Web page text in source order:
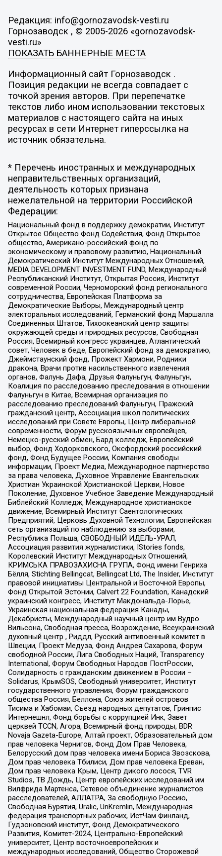
Редакция: info@gornozavodsk-vesti.ru
Горнозаводск , © 2005-2026 «gornozavodsk-
vesti.ru»
ПОКАЗАТЬ БАННЕРНЫЕ МЕСТА
Информационный сайт Горнозаводск .
Позиция редакции не всегда совпадает с
точкой зрения авторов. При перепечатке
текстов либо ином использовании текстовых
материалов с настоящего сайта на иных
ресурсах в сети Интернет гиперссылка на
источник обязательна.
* Перечень иностранных и международных
неправительственных организаций,
деятельность которых признана
нежелательной на территории Российской
Федерации:
Национальный фонд в поддержку демократии, Институт
Открытое Общество Фонд Содействия, Фонд Открытое
общество, Американо-российский фонд по
экономическому и правовому развитию, Национальный
Демократический Институт Международных Отношений,
MEDIA DEVELOPMENT INVESTMENT FUND, Международный
Республиканский Институт, Открытая Россия, Институт
современной России, Черноморский фонд регионального
сотрудничества, Европейская Платформа за
Демократические Выборы, Международный центр
электоральных исследований, Германский фонд Маршалла
Соединенных Штатов, Тихоокеанский центр защиты
окружающей среды и природных ресурсов, Свободная
Россия, Всемирный конгресс украинцев, Атлантический
совет, Человек в беде, Европейский фонд за демократию,
Джеймстаунский фонд, Прожект Хармони, Родники
дракона, Врачи против насильственного извлечения
органов, Фалунь Дафа, Друзья Фалуньгун, Фалуньгун,
Коалиция по расследованию преследования в отношении
Фалуньгун в Китае, Всемирная организация по
расследованию преследований Фалуньгун, Пражский
гражданский центр, Ассоциация школ политических
исследований при Совете Европы, Центр либеральной
современности, Форум русскоязычных европейцев,
Немецко-русский обмен, Бард колледж, Европейский
выбор, Фонд Ходорковского, Оксфордский российский
фонд, Фонд Будущее России, Компания свободы
информации, Проект Медиа, Международное партнерство
за права человека, Духовное Управление Евангельских
Христиан Украинской Христианской Церкви, Новое
Поколение, Духовное Учебное Заведение Международный
Библейский Колледж, Международное христианское
движение, Всемирный Институт Саентологических
Предприятий, Церковь Духовной Технологии, Европейская
сеть организаций по наблюдению за выборами,
Республика Польша, СВОБОДНЫЙ ИДЕЛЬ-УРАЛ,
Ассоциация развития журналистики, IStories fonds,
Королевский Институт Международных Отношений,
КРИМСЬКА ПРАВОЗАХИСНА ГРУПА, Фонд имени Генриха
Бёлля, Stichting Bellingcat, Bellingcat Ltd, The Insider, Институт
правовой инициативы Центральной и Восточной Европы,
Фонд Открытой Эстонии, Calvert 22 Foundation, Канадский
украинский конгресс, Институт Макдональда-Лорье,
Украинская национальная федерация Канады,
Декабристы, Международный научный центр им Вудро
Вильсона, Свободная пресса, Возрождение, Всеукраинский
духовный центр , Риддл, Русский антивоенный комитет в
Швеции, Проект Медуза, Фонд Андрея Сахарова, Форум
свободной России, Лига Свободных Наций, Transparеncy
International, Форум Свободных Народов ПостРоссии,
Солидарность с гражданским движением в России –
Solidarus, КрымSOS, Свободный университет, Институт
государственного управления, Форум гражданского
общества Россия, Беллона, Союз жителей островов
Тисима и Хабомаи, Съезд народных депутатов, Гринпис
Интернешнл, Фонд борьбы с коррупцией Инк, Завет
церквей TCCN, Агора, Всемирный фонд природы, BDR
Novaja Gazeta-Europe, Алтай проект, Образовательный дом
прав человека Чернигов, Фонд Дом Прав Человека,
Белорусский дом прав человека имени Бориса Звозскова,
Дом прав человека Тбилиси, Дом прав человека Ереван,
Дом прав человека Крым, Центр дикого лосося, TVR
Studios, ТВ Дождь, Центр европейских исследований им
Вилфрида Мартенса, Сетевое объединение журналистов
расследователей, АЛЛАТРА, За свободную Россию,
Свободная Бурятия, Uralic, UnKremlin, Международная
федерация транспортных рабочих, ИстЧам Финланд,
Гудзоновский институт, Фонд Демократического
Развития, Комитет-2024, Центрально-Европейский
университет, Центр восточноевропейских и
международных исследований, Общество Сторожевой